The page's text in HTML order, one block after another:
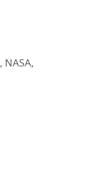
, NASA,